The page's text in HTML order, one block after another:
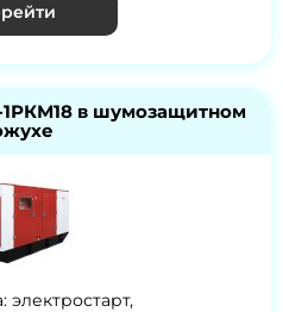
в шумозащитном
электростарт,